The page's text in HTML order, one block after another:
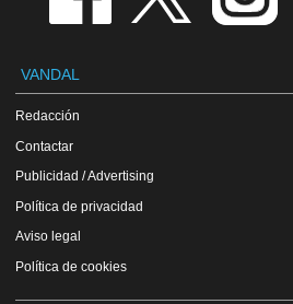
VANDAL
Redacción
Contactar
Publicidad / Advertising
Política de privacidad
Aviso legal
Política de cookies